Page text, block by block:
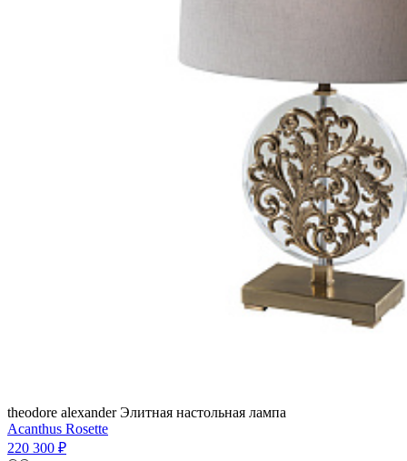
theodore alexanderЭлитная настольная лампа
Acanthus Rosette
220 300 ₽